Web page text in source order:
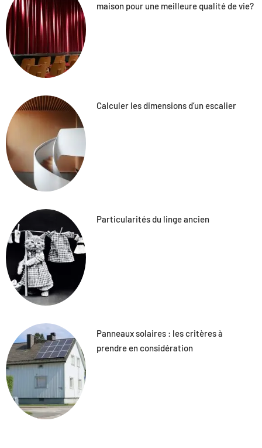
maison pour une meilleure qualité de vie?
Calculer les dimensions d’un escalier
Particularités du linge ancien
Panneaux solaires : les critères à
prendre en considération